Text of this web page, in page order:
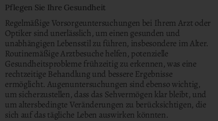
Pflegen Sie Ihre Gesundheit
Regelmäßige Vorsorgeuntersuchungen bei Ihrem Arzt oder
Optiker sind unerlässlich, um einen gesunden und
unabhängigen Lebensstil zu führen, insbesondere im Alter.
Routinemäßige Arztbesuche helfen, potenzielle
Gesundheitsprobleme frühzeitig zu erkennen, was eine
rechtzeitige Behandlung und bessere Ergebnisse
ermöglicht. Augenuntersuchungen sind ebenso wichtig,
um sicherzustellen, dass das Sehvermögen klar bleibt, und
um altersbedingte Veränderungen zu berücksichtigen, die
sich auf das tägliche Leben auswirken könnten.